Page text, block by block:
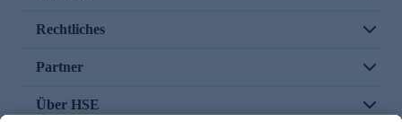
Rechtliches
Partner
Über HSE